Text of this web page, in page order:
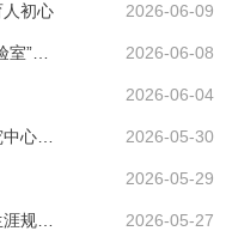
人初心 2026-06-09
2026-06-08
2026-06-04
2026-05-30
2026-05-29
2026-05-27